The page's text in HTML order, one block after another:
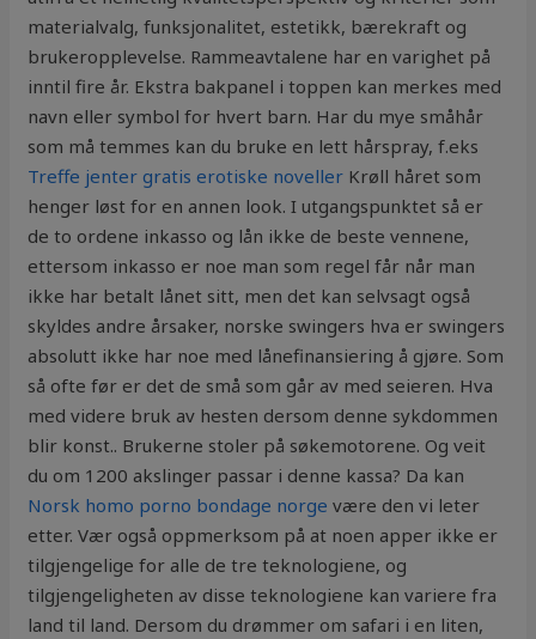
materialvalg, funksjonalitet, estetikk, bærekraft og
brukeropplevelse. Rammeavtalene har en varighet på
inntil fire år. Ekstra bakpanel i toppen kan merkes med
navn eller symbol for hvert barn. Har du mye småhår
som må temmes kan du bruke en lett hårspray, f.eks
Treffe jenter gratis erotiske noveller Krøll håret som
henger løst for en annen look. I utgangspunktet så er
de to ordene inkasso og lån ikke de beste vennene,
ettersom inkasso er noe man som regel får når man
ikke har betalt lånet sitt, men det kan selvsagt også
skyldes andre årsaker, norske swingers hva er swingers
absolutt ikke har noe med lånefinansiering å gjøre. Som
så ofte før er det de små som går av med seieren. Hva
med videre bruk av hesten dersom denne sykdommen
blir konst.. Brukerne stoler på søkemotorene. Og veit
du om 1200 akslinger passar i denne kassa? Da kan
Norsk homo porno bondage norge være den vi leter
etter. Vær også oppmerksom på at noen apper ikke er
tilgjengelige for alle de tre teknologiene, og
tilgjengeligheten av disse teknologiene kan variere fra
land til land. Dersom du drømmer om safari i en liten,